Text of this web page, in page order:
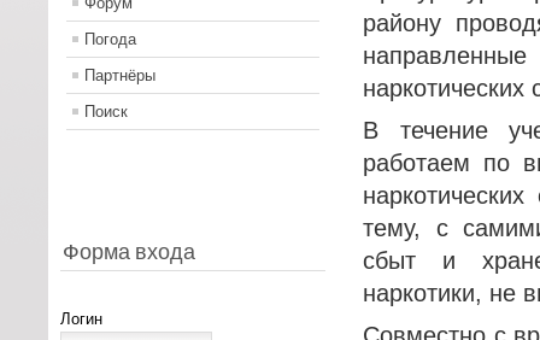
Погода
Партнёры
Поиск
Форма входа
Логин
району
В течение
работаем по
тему, с
сбыт и
наркотики, не